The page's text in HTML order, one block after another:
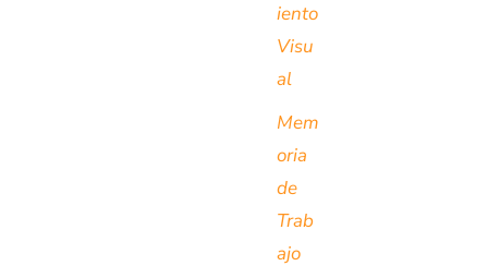
iento
Visu
al
Mem
oria
de
Trab
ajo